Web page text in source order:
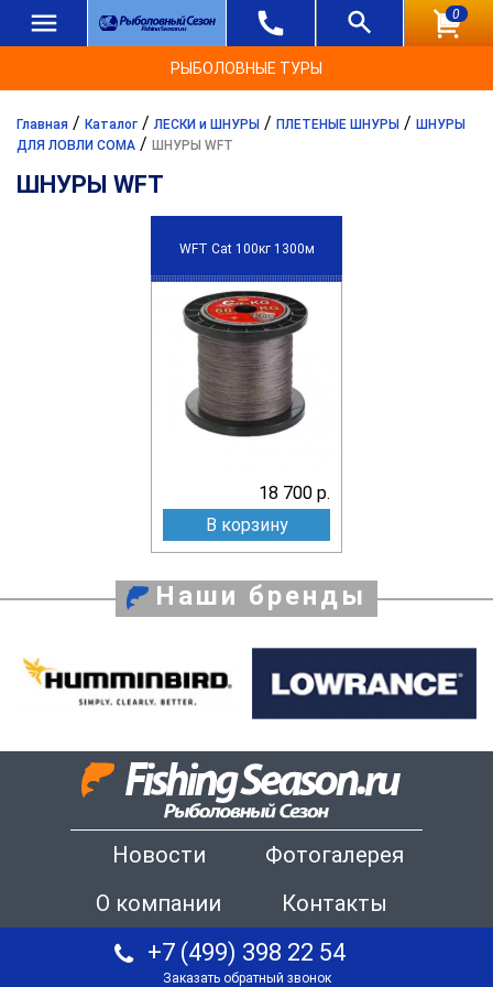
0
РЫБОЛОВНЫЕ ТУРЫ
Главная / Каталог / ЛЕСКИ и ШНУРЫ / ПЛЕТЕНЫЕ ШНУРЫ / ШНУРЫ
ДЛЯ ЛОВЛИ СОМА / ШНУРЫ WFT
ШНУРЫ WFT
WFT Cat 100кг 1300м
18 700 р.
В корзину
Наши бренды
Новости
Фотогалерея
О компании
Контакты
+7 (499) 398 22 54
Заказать обратный звонок